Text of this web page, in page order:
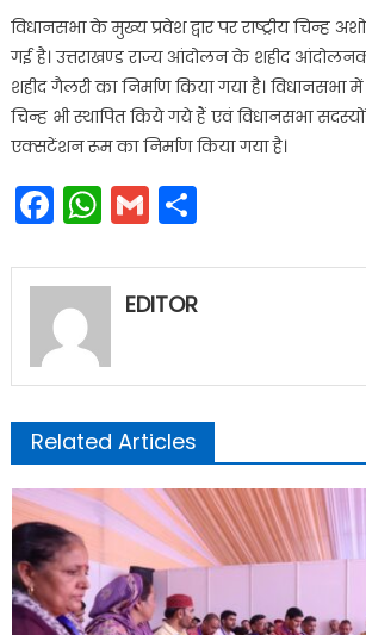
विधानसभा के मुख्य प्रवेश द्वार पर राष्ट्रीय चिन्ह
गई है। उत्तराखण्ड राज्य आंदोलन के शहीद
शहीद गैलरी का निर्माण किया गया है। विधानसभा
चिन्ह भी स्थापित किये गये हैं एवं विधानसभा
एक्सटेंशन रूम का निर्माण किया गया है।
Facebook
WhatsApp
GmailShare
EDITOR
Related Articles